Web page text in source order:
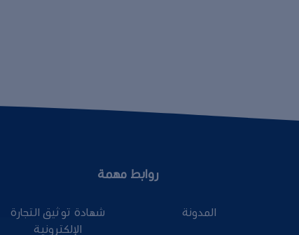
روابط مهمة
المدونة
شهادة توثيق التجارة
الإلكترونية